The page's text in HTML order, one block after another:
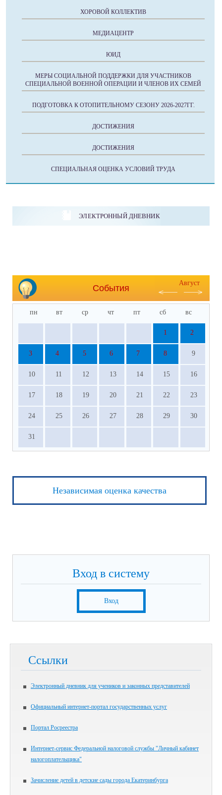
ХОРОВОЙ КОЛЛЕКТИВ
МЕДИАЦЕНТР
ЮИД
МЕРЫ СОЦИАЛЬНОЙ ПОДДЕРЖКИ ДЛЯ УЧАСТНИКОВ
СПЕЦИАЛЬНОЙ ВОЕННОЙ ОПЕРАЦИИ И ЧЛЕНОВ ИХ СЕМЕЙ
ПОДГОТОВКА К ОТОПИТЕЛЬНОМУ СЕЗОНУ 2026-2027ГГ.
ДОСТИЖЕНИЯ
ДОСТИЖЕНИЯ
СПЕЦИАЛЬНАЯ ОЦЕНКА УСЛОВИЙ ТРУДА
ЭЛЕКТРОННЫЙ ДНЕВНИК
События
Август
пн вт ср чт пт сб вс
1 2
3 4 5 6 7 8 9
10 11 12 13 14 15 16
17 18 19 20 21 22 23
24 25 26 27 28 29 30
31
Независимая оценка качества
Вход в систему
Вход
Ссылки
Электронный дневник для учеников и законных представителей
Официальный интернет-портал государственных услуг
Портал Росреестра
Интернет-сервис Федеральной налоговой службы "Личный кабинет
налогоплательщика"
Зачисление детей в детские сады города Екатеринбурга